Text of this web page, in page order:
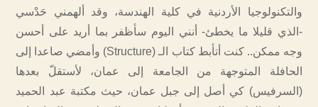
والتكنولوجيا الأردنية في كلية الهندسة، وقد ألهمني حَدْسي
-الذي قليلا ما يخطئ- أنني اليوم سأظفر بما أريد على أحسن
وجه ممكن.. كنت أتأبط كتاب الـ (Structure) وأمضي صاعدا إلى
الحافلة المتوجهة من الجامعة إلى عمان، لأستقلّ بعدها
(السرفيس) كي أصل إلى جبل عمان، حيث مكتبة عبد الحميد